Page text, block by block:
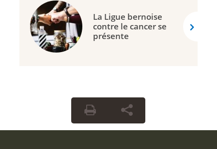
La Ligue bernoise
contre le cancer se
présente